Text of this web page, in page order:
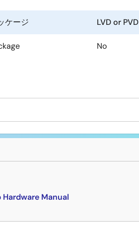
ケージ LVD or PVD
No
Manual